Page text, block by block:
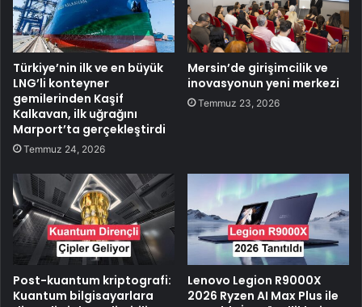
Türkiye’nin ilk ve en büyük
LNG’li konteyner
gemilerinden Kaşif
Kalkavan, ilk uğrağını
Marport’ta gerçekleştirdi
Temmuz 24, 2026
Mersin’de girişimcilik ve
inovasyonun yeni merkezi
Temmuz 23, 2026
Post-kuantum kriptografi:
Kuantum bilgisayarlara
Lenovo Legion R9000X
2026 Ryzen AI Max Plus ile